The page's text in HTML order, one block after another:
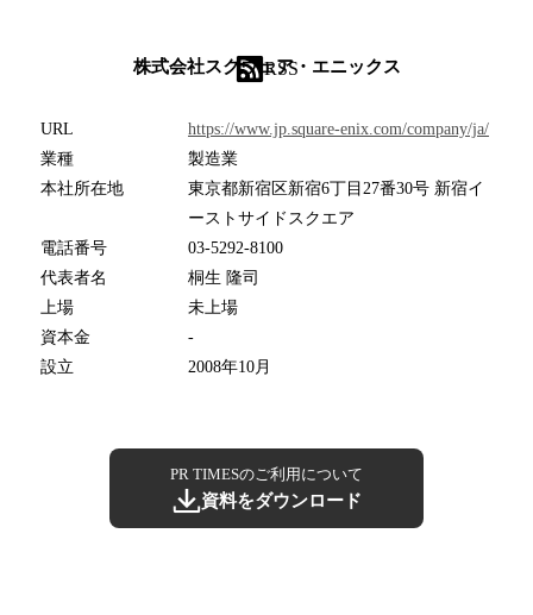
株式会社スクウェア・エニックス
RSS
URL
https://www.jp.square-enix.com/company/ja/
業種
製造業
本社所在地
東京都新宿区新宿6丁目27番30号 新宿イ
ーストサイドスクエア
電話番号
03-5292-8100
代表者名
桐生 隆司
上場
未上場
資本金
-
設立
2008年10月
PR TIMESのご利用について
資料をダウンロード